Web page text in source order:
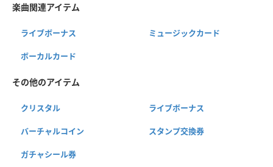
楽曲関連アイテム
ライブボーナス ミュージックカード
ボーカルカード
その他のアイテム
クリスタル ライブボーナス
バーチャルコイン スタンプ交換券
ガチャシール券